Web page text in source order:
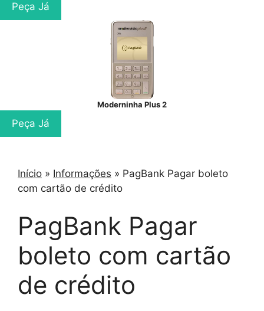
Peça Já
Moderninha Plus 2
Peça Já
Início » Informações » PagBank Pagar boleto
com cartão de crédito
PagBank Pagar
boleto com cartão
de crédito